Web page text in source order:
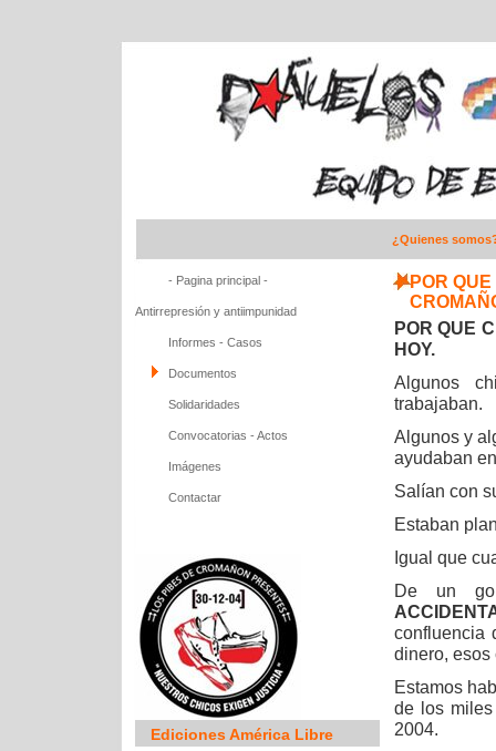
¿Quienes
- Pagina principal -
Antirrepresión y antiimpunidad
Informes - Casos
Documentos
Solidaridades
Convocatorias - Actos
Imágenes
Contactar
Ediciones América Libre
POR
POR QUE
HOY.
Algunos
trabajaban.
Algunos y
ayudaban
Salían con
Estaban
Igual que
De un
confluencia
dinero, esos
Estamos
de los
2004.